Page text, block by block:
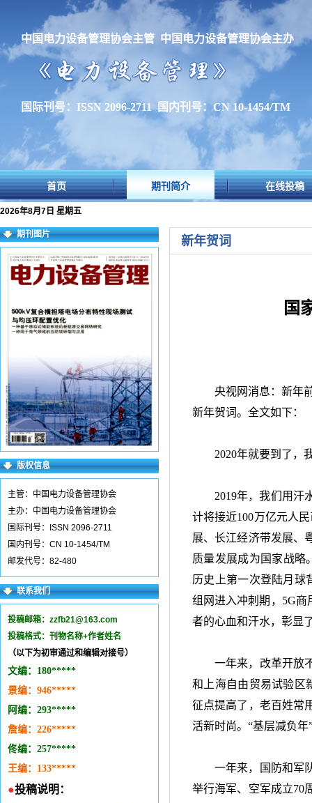
中国电力设备管理协会主管 中国电力设备管理协会主办
国际刊号：ISSN 2096-2711 国内刊号：CN 10-1454/TM
首页 期刊简介 在线投稿
2026年8月7日 星期五
期刊图片
版权信息
主管：中国电力设备管理协会
主办：中国电力设备管理协会
国际刊号：ISSN 2096-2711
国内刊号：CN 10-1454/TM
邮发代号：82-480
联系我们
投稿邮箱： zzfb21@163.com
投稿格式：刊物名称+作者姓名
（以下为初审通过和编辑对接号）
文编： 180*****
景编： 946*****
阿编：293*****
詹编： 226*****
佟编： 257*****
王编：133*****
●投稿说明：
新年贺词
国
央视网消息：新年
新年贺词。全文如下：
2020年就要到了，
2019年，我们用汗
计将接近100万亿元人
展、长江经济带发展、
质量发展成为国家战略
历史上第一次登陆月球
组网进入冲刺期， 5G商
者的心血和汗水，彰显
一年来，改革开放
和上海自由贸易试验区
征点提高了，老百姓常
活新时尚。 “基层减负年
一年来，国防和军
举行海军、空军成立70